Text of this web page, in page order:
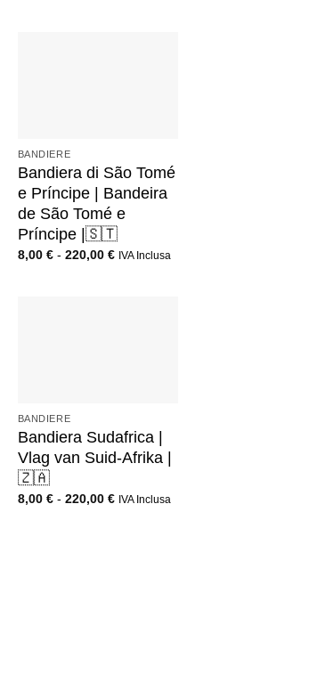
BANDIERE
Bandiera di São Tomé
e Príncipe | Bandeira
de São Tomé e
Príncipe |🇸🇹
8,00 € - 220,00 € IVA Inclusa
BANDIERE
Bandiera Sudafrica |
Vlag van Suid-Afrika |
🇿🇦
8,00 € - 220,00 € IVA Inclusa